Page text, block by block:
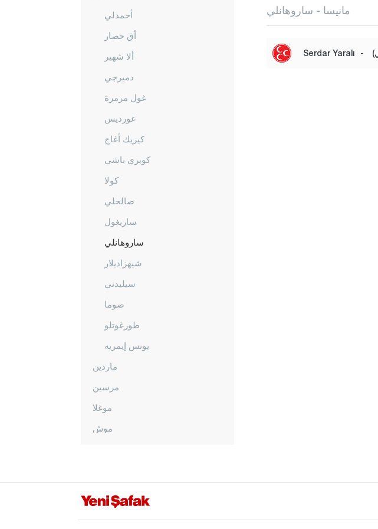
أحمدلي
أق حصار
ألا شهير
دميرجي
غول مرمرة
غورديس
كيريك أغاج
كوبري باشي
كولا
صالحلي
ساريغول
ساروهانلي
شيهزاديلار
سيليدني
صوما
طورغوتلو
يونس إيمريه
ماردين
مرسين
موغلا
موش
عثمانية
مانيسا - ساروهانلي
Serdar Yaralı -